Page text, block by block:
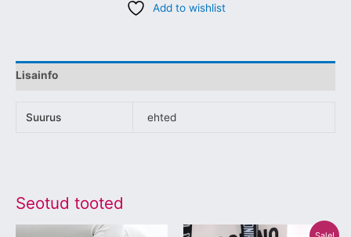
Add to wishlist
Lisainfo
Suurus ehted
Seotud tooted
Algne
Praegune
Sellel